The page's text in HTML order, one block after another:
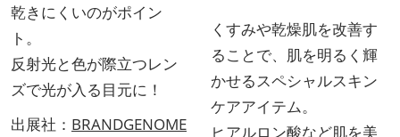
乾きにくいのがポイン
ト。
反射光と色が際立つレン
ズで光が入る目元に！
出展社： BRANDGENOME
くすみや乾燥肌を改善す
ることで、肌を明るく輝
かせるスペシャルスキン
ケアアイテム。
ヒアルロン酸など肌を美